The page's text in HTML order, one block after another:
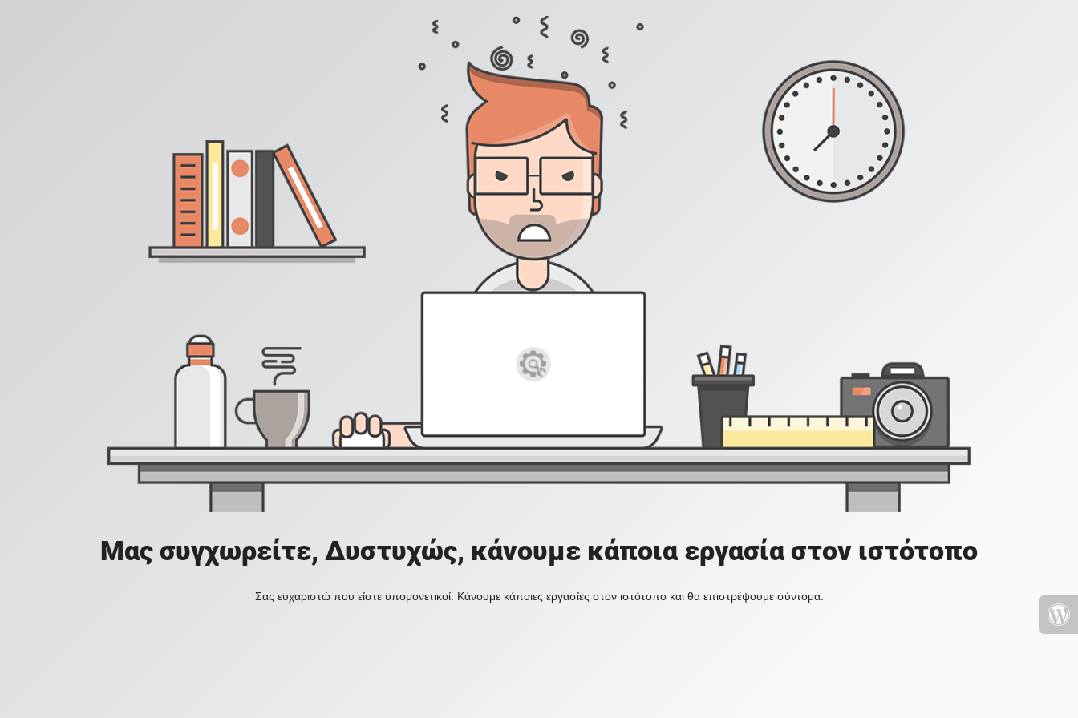
Μας συγχωρείτε, Δυστυχώς, κάνουμε κάποια εργασία στον ιστότοπο
Σας ευχαριστώ που είστε υπομονετικοί. Κάνουμε κάποιες εργασίες στον ιστότοπο και θα επιστρέψουμε σύντομα.